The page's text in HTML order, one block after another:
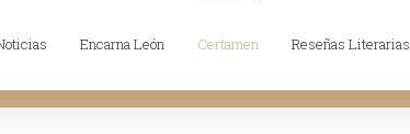
Encarna León Certamen Reseñas Literarias